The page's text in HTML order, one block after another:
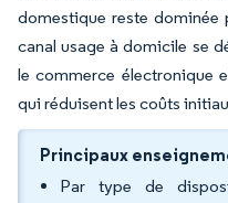
domestique reste dominée
canal usage à domicile se
le commerce électronique
qui réduisent les coûts
Principaux
Par type de